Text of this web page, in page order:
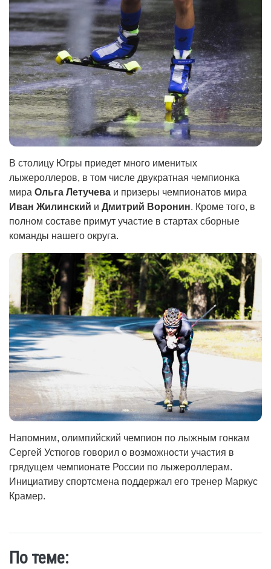
В столицу Югры приедет много именитых
лыжероллеров, в том числе двукратная чемпионка
мира Ольга Летучева и призеры чемпионатов мира
Иван Жилинский и Дмитрий Воронин. Кроме того, в
полном составе примут участие в стартах сборные
команды нашего округа.
Напомним, олимпийский чемпион по лыжным гонкам
Сергей Устюгов говорил о возможности участия в
грядущем чемпионате России по лыжероллерам.
Инициативу спортсмена поддержал его тренер Маркус
Крамер.
По теме: